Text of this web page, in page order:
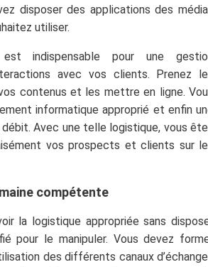
disposer des applications des
utiliser.
indispensable pour une
avec vos clients. Prenez
contenus et les mettre en ligne.
informatique approprié et enfin
débit. Avec une telle logistique, vous
vos prospects et clients sur
compétente
la logistique appropriée sans
pour le manipuler. Vous devez
des différents canaux